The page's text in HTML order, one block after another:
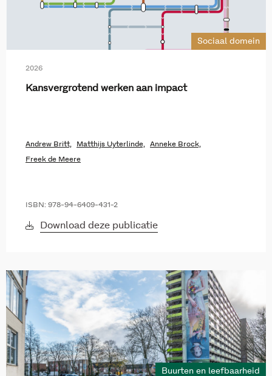
Sociaal domein
2026
Kansvergrotend werken aan impact
Andrew Britt, Matthijs Uyterlinde, Anneke Brock,
Freek de Meere
ISBN: 978-94-6409-431-2
Download deze publicatie
Buurten en leefbaarheid